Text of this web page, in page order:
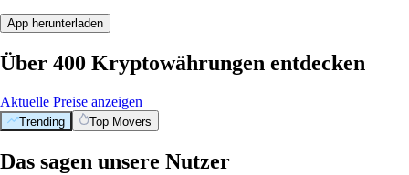
App herunterladen
Über 400 Kryptowährungen entdecken
Aktuelle Preise anzeigen
Trending Top Movers
Das sagen unsere Nutzer